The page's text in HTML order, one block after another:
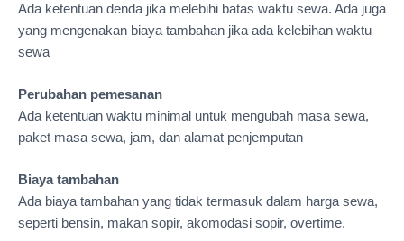
Ada ketentuan denda jika melebihi batas waktu sewa. Ada juga
yang mengenakan biaya tambahan jika ada kelebihan waktu
sewa
Perubahan pemesanan
Ada ketentuan waktu minimal untuk mengubah masa sewa,
paket masa sewa, jam, dan alamat penjemputan
Biaya tambahan
Ada biaya tambahan yang tidak termasuk dalam harga sewa,
seperti bensin, makan sopir, akomodasi sopir, overtime.